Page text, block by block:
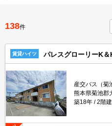
138件
賃貸ハイツ パレスグローリーK＆
産交バス（菊
熊本県菊池郡
築18年
2階建